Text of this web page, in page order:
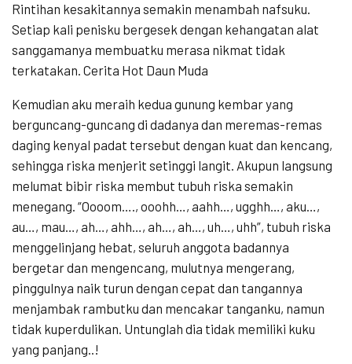
Rintihan kesakitannya semakin menambah nafsuku.
Setiap kali penisku bergesek dengan kehangatan alat
sanggamanya membuatku merasa nikmat tidak
terkatakan. Cerita Hot Daun Muda
Kemudian aku meraih kedua gunung kembar yang
berguncang-guncang di dadanya dan meremas-remas
daging kenyal padat tersebut dengan kuat dan kencang,
sehingga riska menjerit setinggi langit. Akupun langsung
melumat bibir riska membut tubuh riska semakin
menegang. “Oooom…., ooohh…, aahh…, ugghh…, aku…,
au…, mau…, ah…, ahh…, ah…, ah…, uh…, uhh”, tubuh riska
menggelinjang hebat, seluruh anggota badannya
bergetar dan mengencang, mulutnya mengerang,
pinggulnya naik turun dengan cepat dan tangannya
menjambak rambutku dan mencakar tanganku, namun
tidak kuperdulikan. Untunglah dia tidak memiliki kuku
yang panjang..!